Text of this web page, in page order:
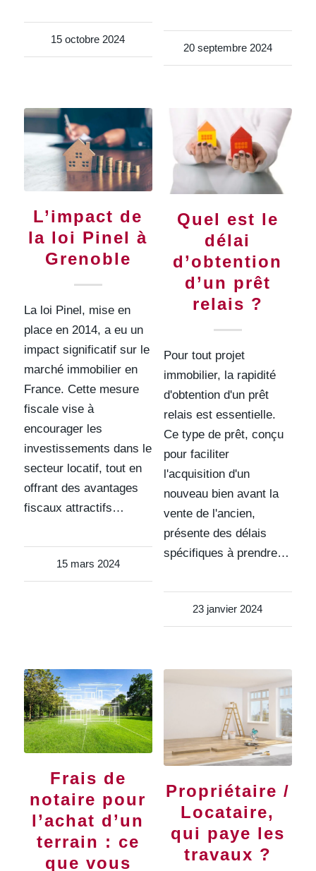
15 octobre 2024
20 septembre 2024
L’impact de
la loi Pinel à
Grenoble
La loi Pinel, mise en
place en 2014, a eu un
impact significatif sur le
marché immobilier en
France. Cette mesure
fiscale vise à
encourager les
investissements dans le
secteur locatif, tout en
offrant des avantages
fiscaux attractifs…
15 mars 2024
Quel est le
délai
d’obtention
d’un prêt
relais ?
Pour tout projet
immobilier, la rapidité
d'obtention d'un prêt
relais est essentielle.
Ce type de prêt, conçu
pour faciliter
l'acquisition d'un
nouveau bien avant la
vente de l'ancien,
présente des délais
spécifiques à prendre…
23 janvier 2024
Frais de
notaire pour
l’achat d’un
terrain : ce
que vous
Propriétaire /
Locataire,
qui paye les
travaux ?